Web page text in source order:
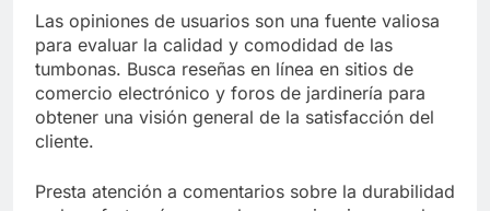
Las opiniones de usuarios son una fuente valiosa
para evaluar la calidad y comodidad de las
tumbonas. Busca reseñas en línea en sitios de
comercio electrónico y foros de jardinería para
obtener una visión general de la satisfacción del
cliente.
Presta atención a comentarios sobre la durabilidad